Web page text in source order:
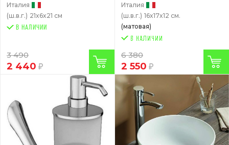
Италия
(ш.в.г.) 21x6x21 см
В НАЛИЧИИ
3 490
2 440
Италия
(ш.в.г.) 16x17x12 см.
(матовая)
6 380
2 550